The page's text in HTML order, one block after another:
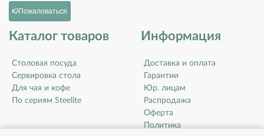
Пожаловаться
Каталог товаров
Столовая посуда
Сервировка стола
Для чая и кофе
По сериям Steelite
Информация
Доставка и оплата
Гарантии
Юр. лицам
Распродажа
Оферта
Политика